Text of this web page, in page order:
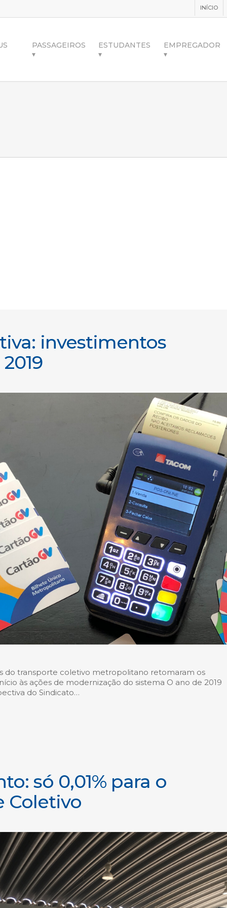
INÍCIO
PASSAGEIROS
▾
ESTUDANTES
▾
EMPREGADOR
▾
investimentos
do transporte coletivo metropolitano retomaram os
às ações de modernização do sistema O ano de 2019
do Sindicato…
só 0,01% para o
Coletivo